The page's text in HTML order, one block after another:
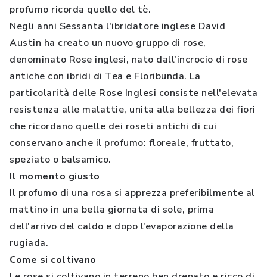
profumo ricorda quello del tè.
Negli anni Sessanta l'ibridatore inglese David
Austin ha creato un nuovo gruppo di rose,
denominato Rose inglesi, nato dall'incrocio di rose
antiche con ibridi di Tea e Floribunda. La
particolarità delle Rose Inglesi consiste nell'elevata
resistenza alle malattie, unita alla bellezza dei fiori
che ricordano quelle dei roseti antichi di cui
conservano anche il profumo: floreale, fruttato,
speziato o balsamico.
Il momento giusto
Il profumo di una rosa si apprezza preferibilmente al
mattino in una bella giornata di sole, prima
dell'arrivo del caldo e dopo l’evaporazione della
rugiada.
Come si coltivano